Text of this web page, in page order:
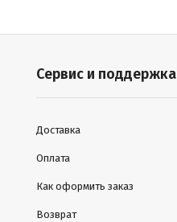
Сервис и поддержка
Доставка
Оплата
Как оформить заказ
Возврат